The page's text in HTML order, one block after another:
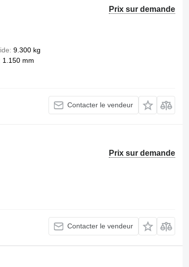
Prix sur demande
9.300 kg
1.150 mm
Contacter le vendeur
Prix sur demande
Contacter le vendeur